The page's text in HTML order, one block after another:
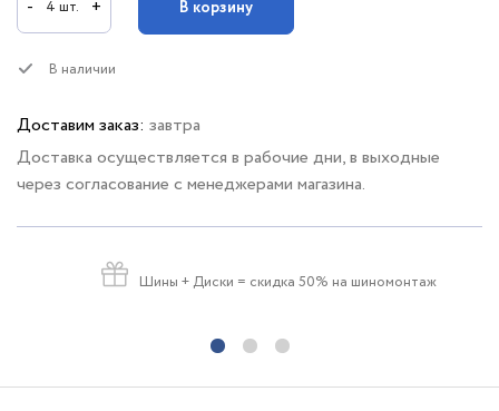
- 4 шт. + В корзину
В наличии
Доставим заказ: завтра
Доставка осуществляется в рабочие дни, в выходные
через согласование с менеджерами магазина.
Шины + Диски = скидка 50% на шиномонтаж